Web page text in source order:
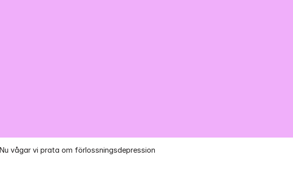
Nu vågar vi prata om förlossningsdepression